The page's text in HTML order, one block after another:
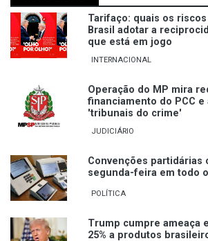
Tarifaço: quais os
Brasil adotar a
que está em jogo
INTERNACIONAL
Operação do MP mira
financiamento do PCC e
'tribunais do crime'
JUDICIÁRIO
Convenções partidárias
segunda-feira em todo
POLÍTICA
Trump cumpre ameaça
25% a produtos